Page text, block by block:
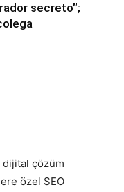
secreto”;
dijital çözüm
özel SEO